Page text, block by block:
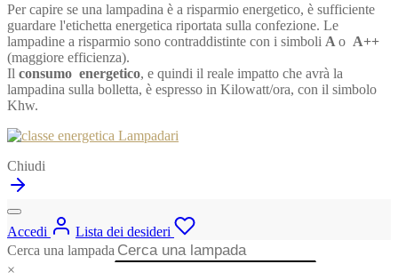
Per capire se una lampadina è a risparmio energetico, è sufficiente
guardare l'etichetta energetica riportata sulla confezione. Le
lampadine a risparmio sono contraddistinte con i simboli A o A++
(maggiore efficienza).
Il consumo energetico, e quindi il reale impatto che avrà la
lampadina sulla bolletta, è espresso in Kilowatt/ora, con il simbolo
Khw.
Chiudi
Accedi
Lista dei desideri
Cerca una lampada
×